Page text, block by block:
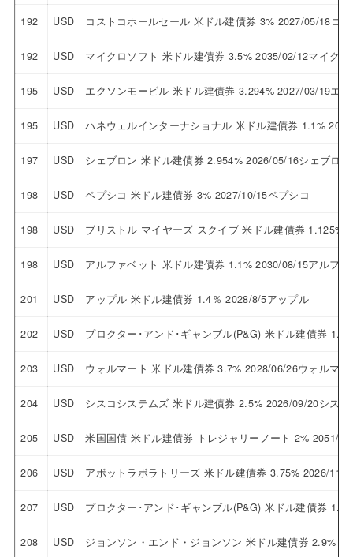
192 USD コストコホールセール 米ドル建債券 3% 2027/05/18コ
192 USD マイクロソフト 米ドル建債券 3.5% 2035/02/12マイクロ
195 USD エクソンモービル 米ドル建債券 3.294% 2027/03/19エ
195 USD ハネウェルインターナショナル 米ドル建債券 1.1%
197 USD シェブロン 米ドル建債券 2.954% 2026/05/16シェブロン
198 USD ペプシコ 米ドル建債券 3% 2027/10/15ペプシコ
198 USD ブリストル マイヤーズ スクイブ 米ドル建債券
198 USD アルファベット 米ドル建債券 1.1% 2030/08/15アルファ
201 USD アップル 米ドル建債券 1.4％ 2028/8/5アップル
202 USD プロクター･アンド･ギャンブル(P&G) 米ドル建債券
203 USD ウォルマート 米ドル建債券 3.7% 2028/06/26ウォルマー
204 USD シスコシステムズ 米ドル建債券 2.5% 2026/09/20シス
205 USD 米国国債 米ドル建債券 トレジャリーノート 2% 2051/
206 USD アボットラボラトリーズ 米ドル建債券 3.75% 2026/11/
207 USD プロクター･アンド･ギャンブル(P&G) 米ドル建債券
208 USD ジョンソン・エンド・ジョンソン 米ドル建債券 2.9%